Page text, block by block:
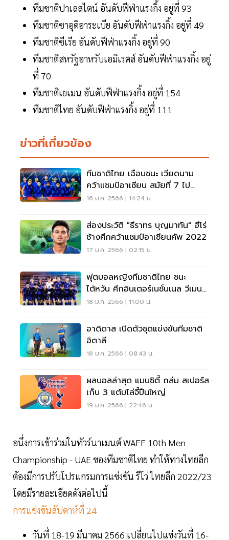
ทีมชาติปาเลสไตน์ อันดับฟีฟ่าแรงกิ้ง อยู่ที่ 93
ทีมชาติซาอุดิอาระเบีย อันดับฟีฟ่าแรงกิ้ง อยู่ที่ 49
ทีมชาติซีเรีย อันดับฟีฟ่าแรงกิ้ง อยู่ที่ 90
ทีมชาติสหรัฐอาหรับเอมิเรตส์ อันดับฟีฟ่าแรงกิ้ง อยู่
ที่ 70
ทีมชาติเยเมน อันดับฟีฟ่าแรงกิ้ง อยู่ที่ 154
ทีมชาติไทย อันดับฟีฟ่าแรงกิ้ง อยู่ที่ 111
ข่าวที่เกี่ยวข้อง
ทีมชาติไทย เฉือนชนะ เวียดนาม
คว้าแชมป์อาเซียน สมัยที่ 7 ไป
ครอง
16 ม.ค. 2566 | 14:24 น.
ส่องประวัติ "ธีราทร บุญมาทัน" ฮีโร่
ช้างศึกคว้าแชมป์อาเซียนคัพ 2022
17 ม.ค. 2566 | 02:15 น.
ฟุตบอลหญิงทีมชาติไทย ชนะ
ไต้หวัน ศึกอินเตอร์เนชั่นเนล วีเมนส์
เอ็กซ์ฮิบิชัน
18 ม.ค. 2566 | 11:00 น.
อาดิดาส เปิดตัวชุดแข่งขันทีมชาติ
อิตาลี
18 ม.ค. 2566 | 08:43 น.
ผลบอ​ลล่าสุด​ แมนซิตี้ ถล่ม สเปอร์ส
เก็บ 3 แต้มไล่จี้ปืนใหญ่
19 ม.ค. 2566 | 22:46 น.
อนึ่งการเข้าร่วมในทัวร์นาเมนต์ WAFF 10th Men
Championship - UAE ของทีมชาติไทย ทำให้ทางไทยลีก
ต้องมีการปรับโปรแกรมการแข่งขัน รีโว่ ไทยลีก 2022/23
โดยมีรายละเอียดดังต่อไปนี้
การแข่งขันสัปดาห์ที่ 24
วันที่ 18-19 มีนาคม 2566 เปลี่ยนไปแข่งวันที่ 16-